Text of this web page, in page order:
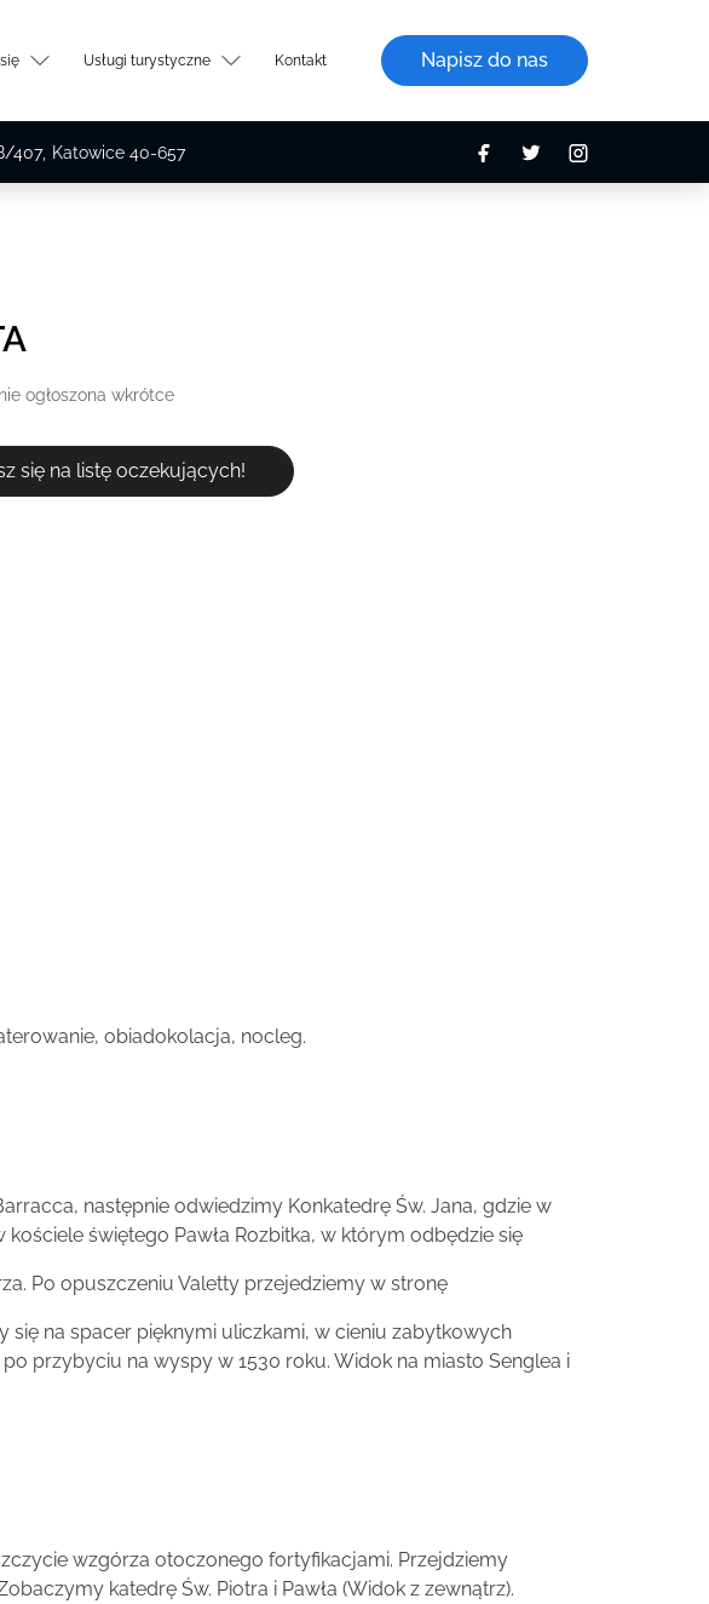
407, Katowice 40-657
Usługi turystyczne Kontakt Napisz do nas
ogłoszona wkrótce
się na listę oczekujących!
obiadokolacja, nocleg.
następnie odwiedzimy Konkatedrę Św. Jana, gdzie w
świętego Pawła Rozbitka, w którym odbędzie się
Po opuszczeniu Valetty przejedziemy w stronę
na spacer pięknymi uliczkami, w cieniu zabytkowych
przybyciu na wyspy w 1530 roku. Widok na miasto Senglea i
wzgórza otoczonego fortyfikacjami. Przejdziemy
katedrę Św. Piotra i Pawła (Widok z zewnątrz).